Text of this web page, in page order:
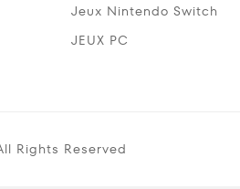
Jeux Nintendo Switch
JEUX PC
Rights Reserved